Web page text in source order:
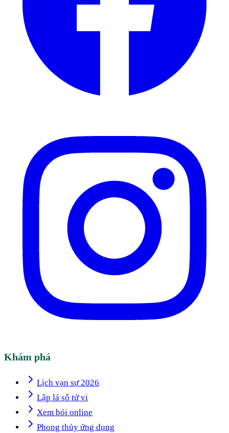
Khám phá
Lịch vạn sự 2026
Lập lá số tử vi
Xem bói online
Phong thủy ứng dụng